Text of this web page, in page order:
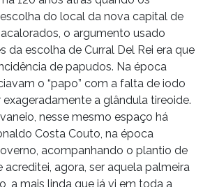
do local da nova capital de
o argumento usado
da escolha de Curral Del Rei era que
de papudos. Na época
o “papo” com a falta de iodo
a glândula tireoide.
nesse mesmo espaço há
Costa Couto, na época
acompanhando o plantio de
acreditei, agora, ser aquela palmeira
a mais linda que já vi em toda a